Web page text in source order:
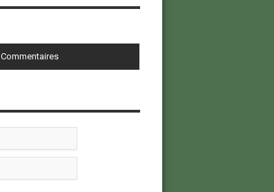
Commentaires